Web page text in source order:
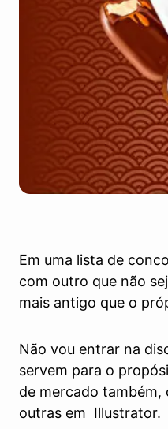
Em uma lista de
com outro que não
mais antigo que o
Não vou entrar na
servem para o
de mercado também,
outras em Illustrator.